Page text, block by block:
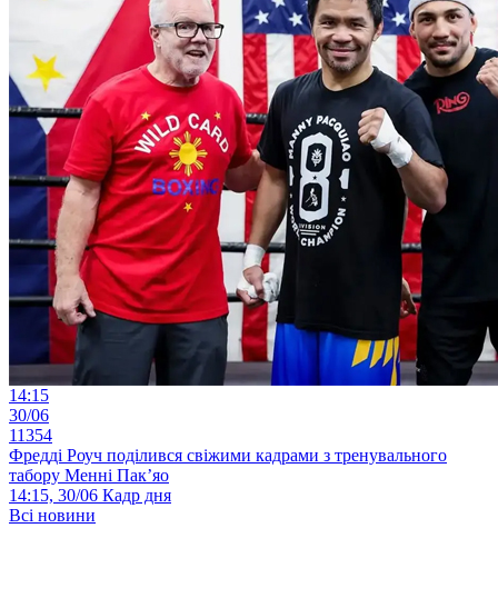
14:15
30/06
11354
Фредді Роуч поділився свіжими кадрами з тренувального
табору Менні Пак’яо
14:15, 30/06 Кадр дня
Всі новини